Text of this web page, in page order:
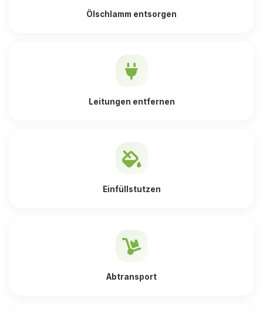
Ölschlamm entsorgen
Leitungen entfernen
Einfüllstutzen
Abtransport